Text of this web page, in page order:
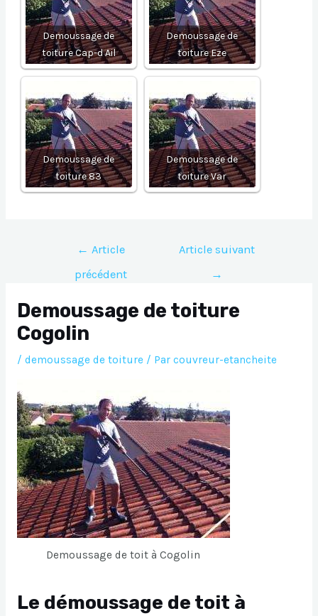
Demoussage de
toiture Cap-d Ail
Demoussage de
toiture Eze
Demoussage de
toiture 83
Demoussage de
toiture Var
Navigation
l’article
← Article
précédent
Article suivant
→
Demoussage de toiture
Cogolin
/ demoussage de toiture/ Par couvreur-etancheite
Demoussage de toit à Cogolin
Le démoussage de toit à